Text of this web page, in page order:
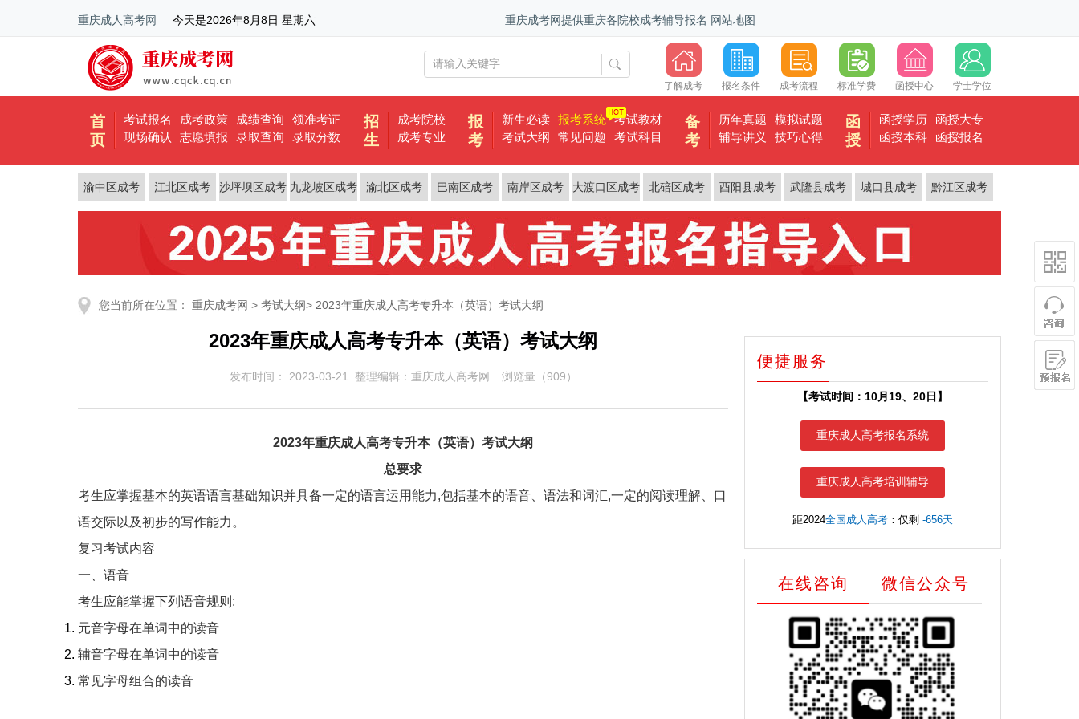
重庆成人高考网 今天是2026年8月8日 星期六 重庆成考网提供重庆各院校成考辅导报名 网站地图
了解成考 报名条件 成考流程 标准学费 函授中心 学士学位
首
页
考试报名 成考政策 成绩查询
领准考证
现场确认
志愿填报 录取查询 录取分数
招
生
成考院校
成考专业
报
考
新生必读 报考系统 考试教材
考试大纲
常见问题 考试科目
备
考
历年真题
模拟试题
辅导讲义
技巧心得
函
授
函授学历
函授大专
函授本科
函授报名
渝中区成考 江北区成考 沙坪坝区成考 九龙坡区成考 渝北区成考 巴南区成考 南岸区成考 大渡口区成考 北碚区成考 酉阳县成考 武隆县成考 城口县成考 黔江区成考
您当前所在位置： 重庆成考网 > 考试大纲> 2023年重庆成人高考专升本（英语）考试大纲
2023年重庆成人高考专升本（英语）考试大纲
发布时间： 2023-03-21 整理编辑： 重庆成人高考网 浏览量（909）
2023年重庆成人高考专升本（英语）考试大纲
总要求
考生应掌握基本的英语语言基础知识并具备一定的语言运用能力,包括基本的语音、语法和词汇,一定的阅读理解、口
语交际以及初步的写作能力。
复习考试内容
一、语音
考生应能掌握下列语音规则:
元音字母在单词中的读音
辅音字母在单词中的读音
常见字母组合的读音
便捷服务
【考试时间：10月19、20日】
重庆成人高考报名系统
重庆成人高考培训辅导
距2024全国成人高考 ：仅剩 -656天
在线咨询 微信公众号